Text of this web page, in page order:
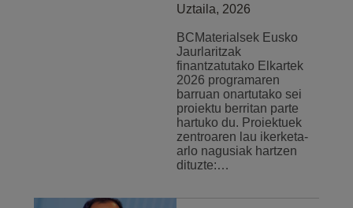
Uztaila, 2026
BCMaterialsek Eusko
Jaurlaritzak
finantzatutako Elkartek
2026 programaren
barruan onartutako sei
proiektu berritan parte
hartuko du. Proiektuek
zentroaren lau ikerketa-
arlo nagusiak hartzen
dituzte:…